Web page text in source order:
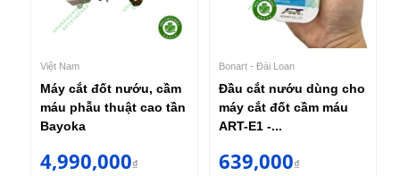
Việt Nam
Máy cắt đốt nướu, cầm
máu phẫu thuật cao tần
Bayoka
4,990,000₫
Bonart - Đài Loan
Đầu cắt nướu dùng cho
máy cắt đốt cầm máu
ART-E1 -...
639,000₫